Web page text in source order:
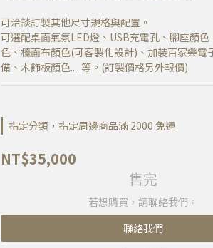
可洽談訂製其他尺寸規格與配置。
可選配桌面氣氛LED燈、USB充電孔、腳座顏
色、檯面布顏色(可客製化設計)、加裝百家樂電
備、木飾板顏色.....等。(訂製價格另外報價)
指定分類，指定周邊商品滿 2000 免運
NT$35,000
售完
若想購買，請聯絡我們。
聯絡我們